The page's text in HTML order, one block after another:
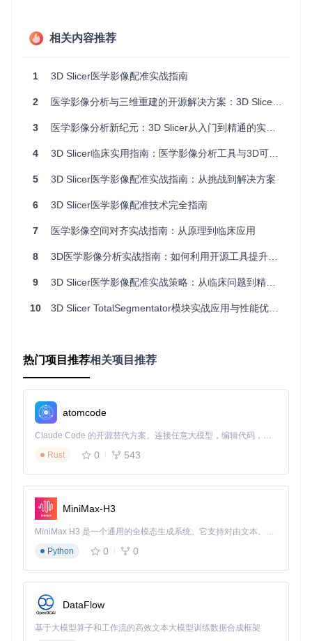
常见误区
优化的重要性。实际上，高质量的图像预处理往往比配准算法
选择更影响最终结果。
：仅包含平移和旋转变换的空间对齐方法，适用于
颅骨、骨骼等刚性结构。
📌仿射配准：在刚性变换基础上增加缩放和剪切变换，适用于
脑实质等近似仿射变换的组织结构。
📌非刚性配准：允许局部形变的弹性变换，适用于软组织、器
官运动等复杂形变场景。
各类临床需求：
配准
标记
点配
准
Landmark
Registratio
n
自动
图像
配准
Elastix/ANT
准
表面
Model Regi
互信息（Mutual Information）
的联合概率分布来衡量对齐程度。当图像对齐最佳时，两幅图
像的互信息达到最大值。
迭代最近点算法（ICP）
表面配准的核心算法，通过反复计算对应点对、求解最优变换
相关内容推荐
1 3D Slicer医学影像配准实战指南
2 医学影像分析与三维重建的开源解决方案：3D Slicer临床应用指南
3 医学影像分析新纪元：3D Slicer从入门到精通的实战指南
4 3D Slicer临床实用指南：医学影像分析工具与3D可视化软件应用
5 3D Slicer医学影像配准实战指南：从挑战到解决方案
6 3D Slicer医学影像配准技术完全指南
7 医学影像空间对齐实战指南：从原理到临床应用
8 3D医学影像分析实战指南：如何利用开源工具提升临床诊断效率
9 3D Slicer医学影像配准实战策略：从临床问题到精准解决方案
10 3D Slicer TotalSegmentator模块实战应用与性能优化全攻略
热门项目推荐相关项目推荐
atomcode
Claude Code 的开源替代方案。连接任意大模型，编辑代码，运行命令，自动验证 — 全自动执行。用 Rust 构建，极致性能。 ｜ An open-source alternative to Claude Code. Connect any LLM, edit code, run commands, and verify changes — autonomously. Built in Rust for speed. Get Started
Rust
0 543
MiniMax-H3
MiniMax H3 是一个通用的全模态生成系统。它支持对由文本、图像、视频和音频组成的多模态上下文进行统一理解，并能生成分辨率高达 2K、时长可达 15 秒的带原生立体声音频的视频。得益于面向任务泛化的系统设计，H3 在预训练阶段就已具备广泛的多模态上下文理解与生成能力，能够出色地执行复杂的多模态指令。
Python
0 0
DataFlow
基于大模型算子和工作流的高效文本大模型训练数据合成框架